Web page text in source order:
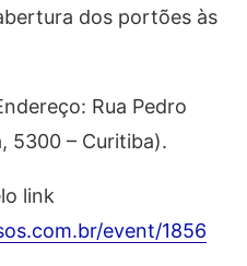
dos portões às
Rua Pedro
5300 – Curitiba).
link
event/1856